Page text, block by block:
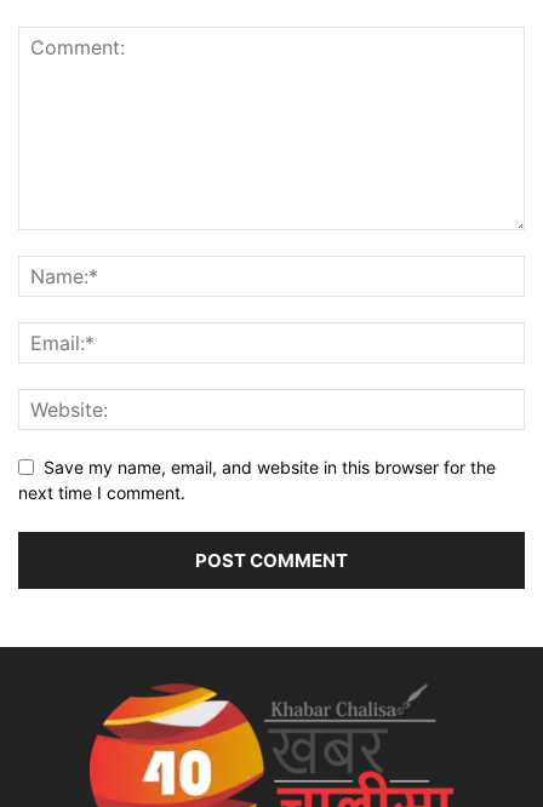
Save my name, email, and website in this browser for the
next time I comment.